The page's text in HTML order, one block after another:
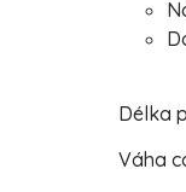
Délka
Váha